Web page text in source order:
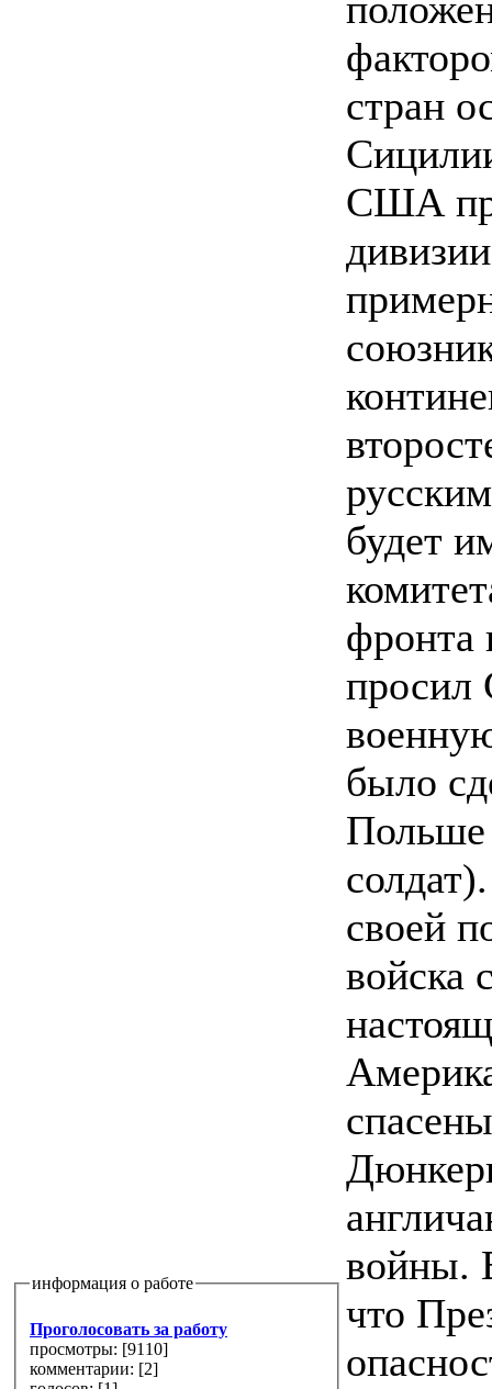
информация о работе
Проголосовать за работу
просмотры: [9110]
комментарии: [2]
стран
США
будет
фронта
просил
было
Польше
своей
войска
войны.
что